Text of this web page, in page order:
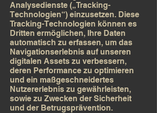
Analysedienste („Tracking-
Technologien“) einzusetzen. Diese
Tracking-Technologien können es
Dritten ermöglichen, Ihre Daten
automatisch zu erfassen, um das
Navigationserlebnis auf unseren
digitalen Assets zu verbessern,
deren Performance zu optimieren
und ein maßgeschneidertes
Nutzererlebnis zu gewährleisten,
sowie zu Zwecken der Sicherheit
und der Betrugsprävention.